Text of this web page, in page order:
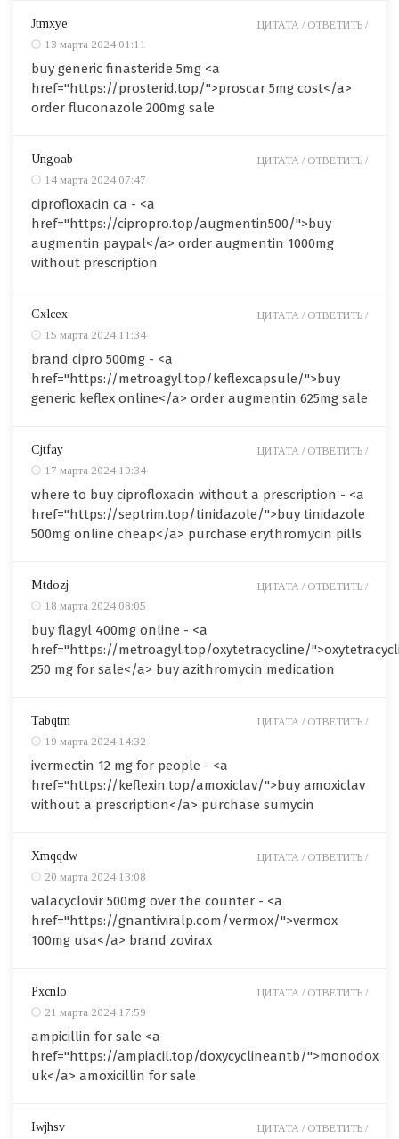
Jtmxye
13 марта 2024 01:11
buy generic finasteride 5mg <a
href="https://prosterid.top/">proscar 5mg cost</a>
order fluconazole 200mg sale
ЦИТАТА / ОТВЕТИТЬ /
Ungoab
14 марта 2024 07:47
ciprofloxacin ca - <a
href="https://cipropro.top/augmentin500/">buy
augmentin paypal</a> order augmentin 1000mg
without prescription
ЦИТАТА / ОТВЕТИТЬ /
Cxlcex
15 марта 2024 11:34
brand cipro 500mg - <a
href="https://metroagyl.top/keflexcapsule/">buy
generic keflex online</a> order augmentin 625mg sale
ЦИТАТА / ОТВЕТИТЬ /
Cjtfay
17 марта 2024 10:34
where to buy ciprofloxacin without a prescription - <a
href="https://septrim.top/tinidazole/">buy tinidazole
500mg online cheap</a> purchase erythromycin pills
ЦИТАТА / ОТВЕТИТЬ /
Mtdozj
18 марта 2024 08:05
buy flagyl 400mg online - <a
href="https://metroagyl.top/oxytetracycline/
250 mg for sale</a> buy azithromycin medication
ЦИТАТА / ОТВЕТИТЬ /
Tabqtm
19 марта 2024 14:32
ivermectin 12 mg for people - <a
href="https://keflexin.top/amoxiclav/">buy amoxiclav
without a prescription</a> purchase sumycin
ЦИТАТА / ОТВЕТИТЬ /
Xmqqdw
20 марта 2024 13:08
valacyclovir 500mg over the counter - <a
href="https://gnantiviralp.com/vermox/">vermox
100mg usa</a> brand zovirax
ЦИТАТА / ОТВЕТИТЬ /
Pxcnlo
21 марта 2024 17:59
ampicillin for sale <a
href="https://ampiacil.top/doxycyclineantb/">monodox
uk</a> amoxicillin for sale
ЦИТАТА / ОТВЕТИТЬ /
Iwjhsv ЦИТАТА / ОТВЕТИТЬ /